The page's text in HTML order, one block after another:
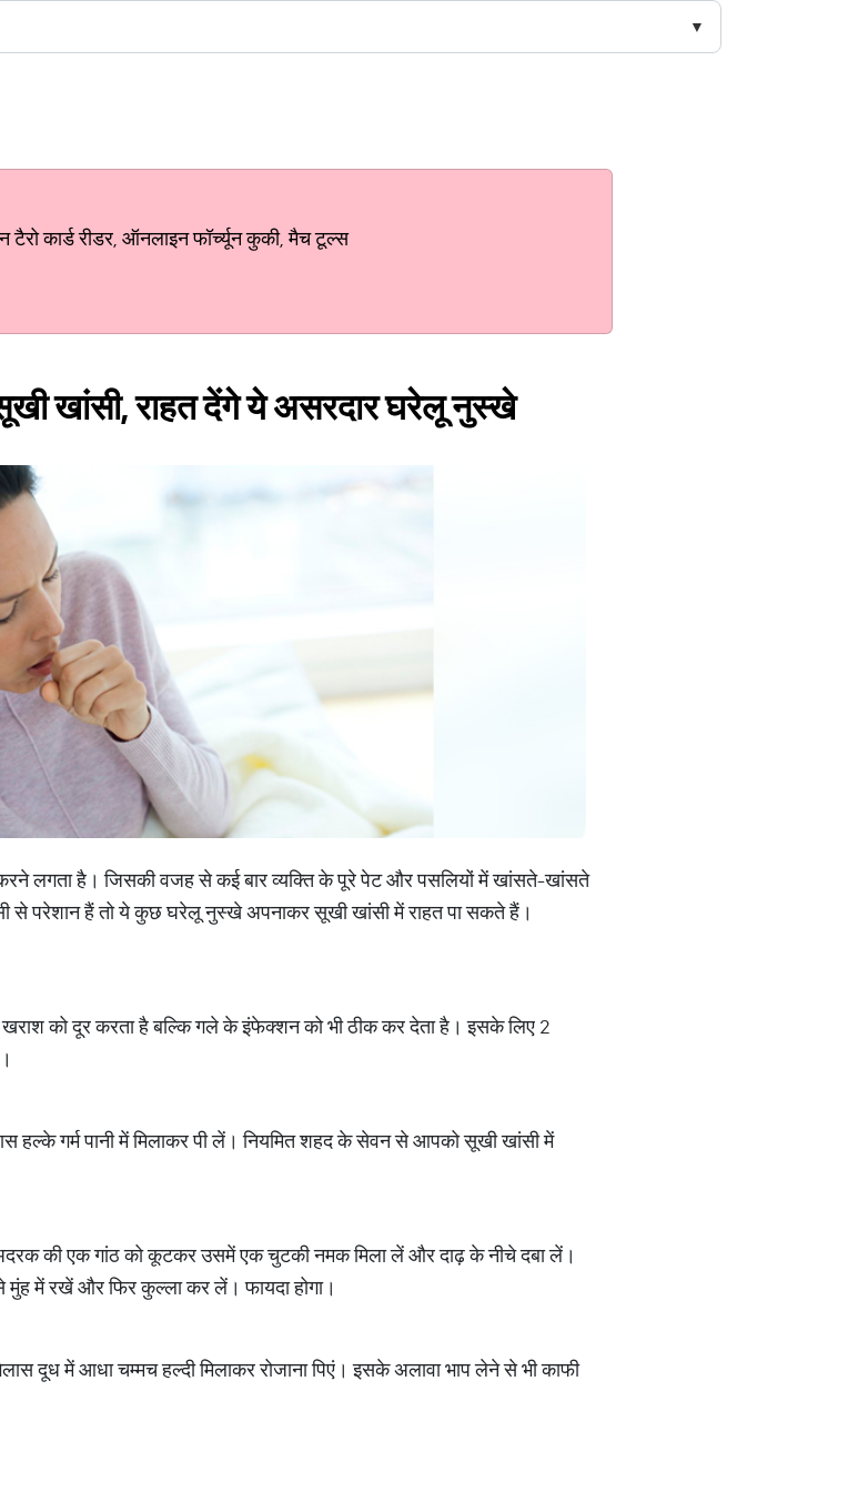
कार्ड रीडर, ऑनलाइन फॉर्च्यून कुकी, मैच टूल्स
खांसी, राहत देंगे ये असरदार घरेलू नुस्खे
लगता है। जिसकी वजह से कई बार व्यक्ति के पूरे पेट और पसलियों में खांसते-खांसते
से परेशान हैं तो ये कुछ घरेलू नुस्खे अपनाकर सूखी खांसी में राहत पा सकते हैं।
को दूर करता है बल्कि गले के इंफेक्शन को भी ठीक कर देता है। इसके लिए 2
हल्के गर्म पानी में मिलाकर पी लें। नियमित शहद के सेवन से आपको सूखी खांसी में
की एक गांठ को कूटकर उसमें एक चुटकी नमक मिला लें और दाढ़ के नीचे दबा लें।
में रखें और फिर कुल्ला कर लें। फायदा होगा।
दूध में आधा चम्मच हल्दी मिलाकर रोजाना पिएं। इसके अलावा भाप लेने से भी काफी